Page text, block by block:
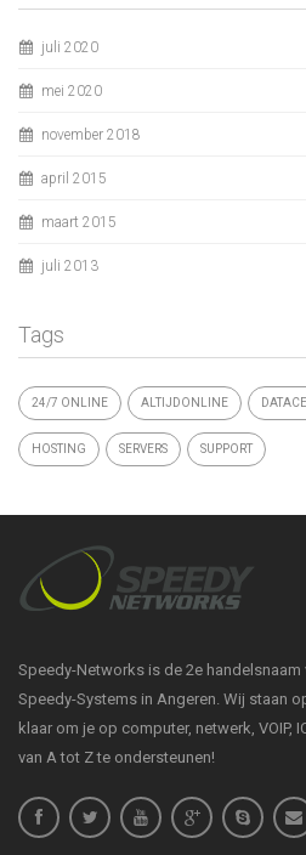
juli 2020
mei 2020
november 2018
april 2015
maart 2015
juli 2013
Tags
24/7 ONLINE ALTIJDONLINE
HOSTING SERVERS SUPPORT
Speedy-Networks is de 2e
Speedy-Systems in Angeren. Wij staan
klaar om je op computer, netwerk, VOIP,
van A tot Z te ondersteunen!